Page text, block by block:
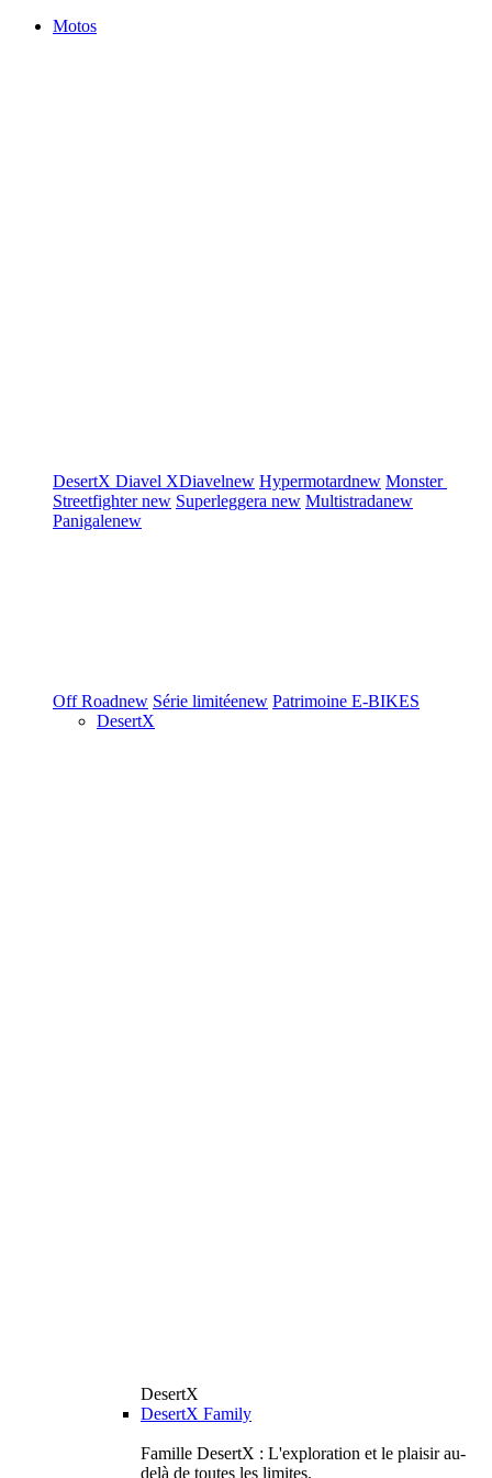
Motos
DesertX Diavel XDiavelnew Hypermotardnew Monster
Streetfighternew Superleggera new Multistradanew
Panigalenew
Off Roadnew Série limitéenew Patrimoine E-BIKES
DesertX
DesertX
DesertX Family
Famille DesertX : L'exploration et le plaisir au-
delà de toutes les limites.